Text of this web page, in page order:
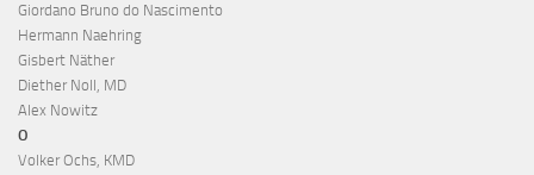
Giordano Bruno do Nascimento
Hermann Naehring
Gisbert Näther
Diether Noll, MD
Alex Nowitz
O
Volker Ochs, KMD